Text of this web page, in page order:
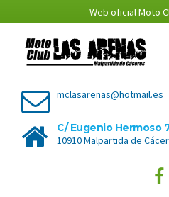
Web oficial Moto
mclasarenas@hotmail.es
C/ Eugenio Hermoso
10910 Malpartida de